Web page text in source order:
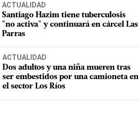
ACTUALIDAD
Santiago Hazim tiene tuberculosis
"no activa" y continuará en cárcel Las
Parras
ACTUALIDAD
Dos adultos y una niña mueren tras
ser embestidos por una camioneta en
el sector Los Ríos